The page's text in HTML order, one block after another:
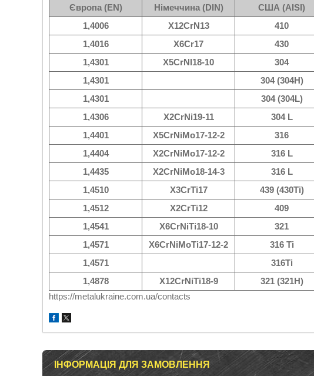
Європа (EN) Німеччина (DIN) США (AISI)
1,4006
X12CrN13 410
1,4016
X6Cr17 430
1,4301
X5CrNI18-10 304
1,4301
304 (304H)
1,4301
304 (304L)
1,4306
X2CrNi19-11 304 L
1,4401
X5CrNiMo17-12-2 316
1,4404
X2CrNiMo17-12-2 316 L
1,4435
X2CrNiMo18-14-3 316 L
1,4510
X3CrTi17 439 (430Ti)
1,4512
X2CrTi12 409
1,4541
X6CrNiTi18-10 321
1,4571
X6CrNiMoTi17-12-2 316 Ti
1,4571
316Ti
1,4878
X12CrNiTi18-9 321 (321Н)
https://metalukraine.com.ua/contacts
ІНФОРМАЦІЯ ДЛЯ ЗАМОВЛЕННЯ